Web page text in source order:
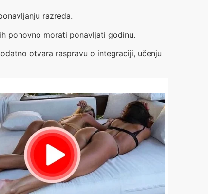
razreda.
ponovno morati ponavljati godinu.
otvara raspravu o integraciji, učenju